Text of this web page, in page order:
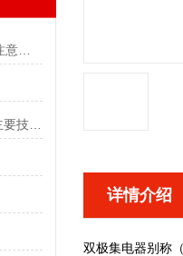
详情介绍
双极集电器别称